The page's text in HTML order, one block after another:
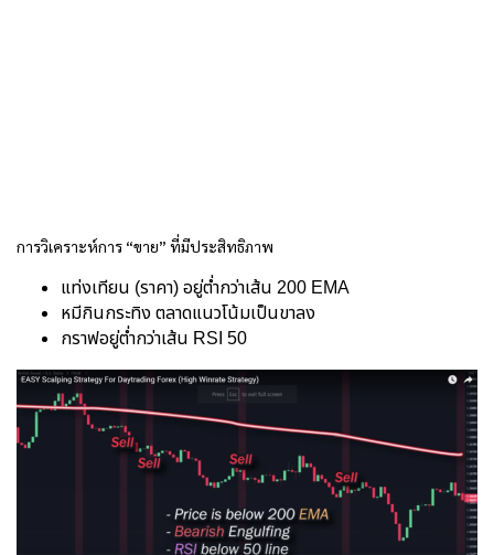
การวิเคราะห์การ “ขาย” ที่มีประสิทธิภาพ
แท่งเทียน (ราคา) อยู่ต่ำกว่าเส้น 200 EMA
หมีกินกระทิง ตลาดแนวโน้มเป็นขาลง
กราฟอยู่ต่ำกว่าเส้น RSI 50